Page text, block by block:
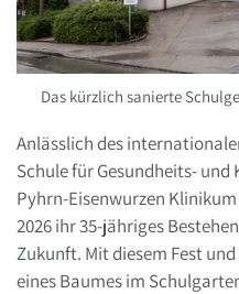
Das kürzlich sanierte
Anlässlich des
Schule für Gesundheits- und
Pyhrn-Eisenwurzen
2026 ihr 35-jähriges
Zukunft. Mit diesem Fest
eines Baumes im